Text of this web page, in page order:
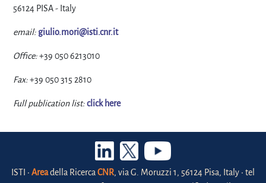
56124 PISA - Italy
email: giulio.mori@isti.cnr.it
Office:+39 050 6213010
Fax:+39 050 315 2810
Full publication list:click here
ISTI • Areadella RicercaCNR, via G. Moruzzi 1, 56124 Pisa, Italy • tel